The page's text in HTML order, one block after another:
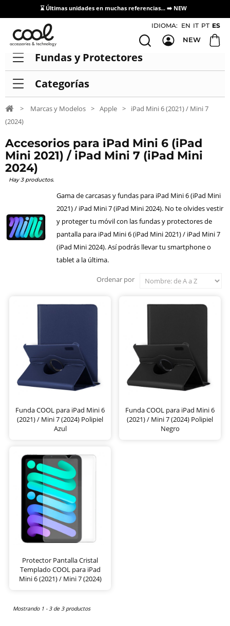
⌛ Últimas unidades en muchas referencias... ➡️ NEW
Acceso / Registro Distribuidores
IDIOMA: EN IT PT ES
NEW
Fundas y Protectores
Categorías
> Marcas y Modelos > Apple >
iPad Mini 6 (2021) / Mini 7
(2024)
Accesorios para iPad Mini 6 (iPad
Mini 2021) / iPad Mini 7 (iPad Mini
2024)
Hay 3 productos.
Gama de carcasas y fundas para iPad Mini 6 (iPad Mini
2021) / iPad Mini 7 (iPad Mini 2024). No te olvides vestir
y proteger tu móvil con las fundas y protectores de
pantalla para iPad Mini 6 (iPad Mini 2021) / iPad Mini 7
(iPad Mini 2024). Así podrás llevar tu smartphone o
tablet a la última.
Ordenar por
Funda COOL para iPad Mini 6
(2021) / Mini 7 (2024) Polipiel
Azul
Funda COOL para iPad Mini 6
(2021) / Mini 7 (2024) Polipiel
Negro
Protector Pantalla Cristal
Templado COOL para iPad
Mini 6 (2021) / Mini 7 (2024)
Mostrando 1 - 3 de 3 productos